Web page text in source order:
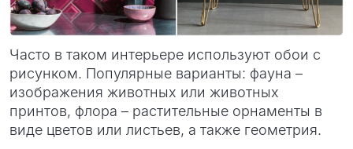
Часто в таком интерьере используют обои с
рисунком. Популярные варианты: фауна –
изображения животных или животных
принтов, флора – растительные орнаменты в
виде цветов или листьев, а также геометрия.